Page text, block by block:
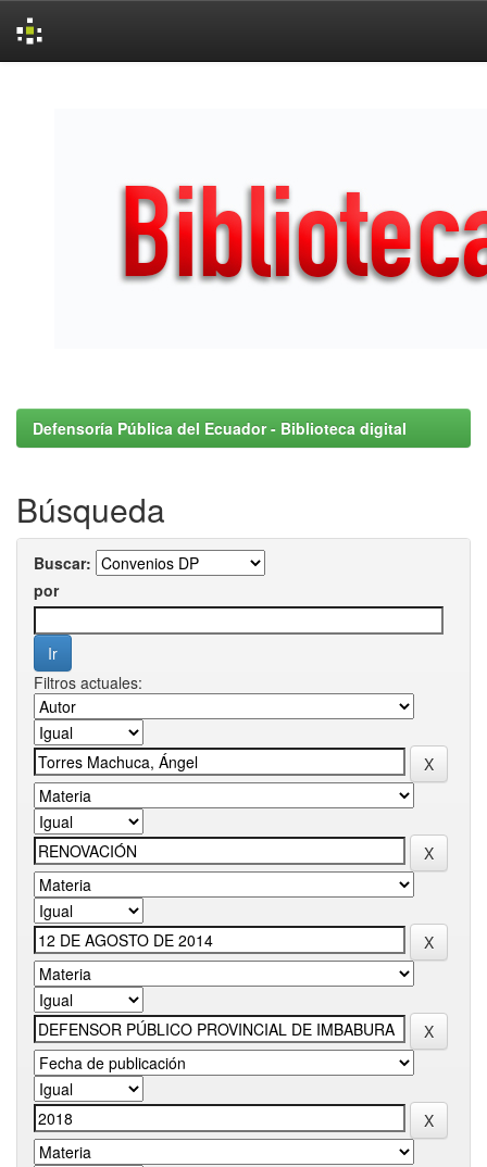
Defensoría Pública del Ecuador - Biblioteca digital
Búsqueda
Buscar:
por
Filtros actuales: